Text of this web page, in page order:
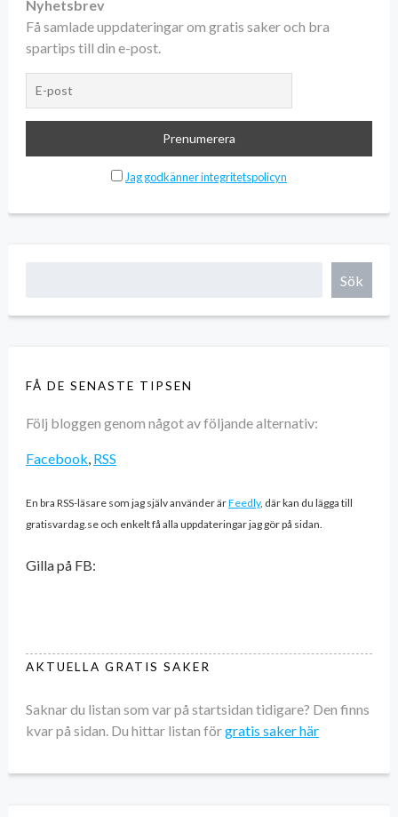
Nyhetsbrev
Få samlade uppdateringar om gratis saker och bra
spartips till din e-post.
Jag godkänner integritetspolicyn
Sök
FÅ DE SENASTE TIPSEN
Följ bloggen genom något av följande alternativ:
Facebook, RSS
En bra RSS-läsare som jag själv använder ärFeedly, där kan du lägga till
gratisvardag.se och enkelt få alla uppdateringar jag gör på sidan.
Gilla på FB:
AKTUELLA GRATIS SAKER
Saknar du listan som var på startsidan tidigare? Den finns
kvar på sidan. Du hittar listan förgratis saker här